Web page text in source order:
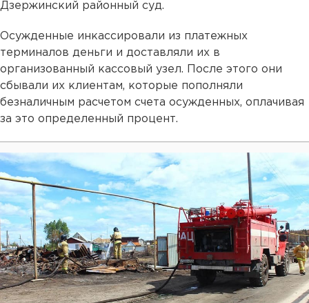
Дзержинский районный суд.
Осужденные инкассировали из платежных
терминалов деньги и доставляли их в
организованный кассовый узел. После этого они
сбывали их клиентам, которые пополняли
безналичным расчетом счета осужденных, оплачивая
за это определенный процент.